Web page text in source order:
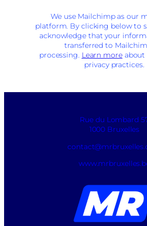
We use Mailchimp as our
platform. By clicking below to
acknowledge that your
transferred to
processing. Learn moreabout
privacy practices.
Rue du Lombard
1000 Bruxelles